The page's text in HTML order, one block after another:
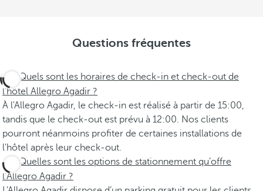
Questions fréquentes
Quels sont les horaires de check-in et check-out de
l'hôtel Allegro Agadir ?
À l'Allegro Agadir, le check-in est réalisé à partir de 15:00,
tandis que le check-out est prévu à 12:00. Nos clients
pourront néanmoins profiter de certaines installations de
l'hôtel après leur check-out.
Quelles sont les options de stationnement qu’offre
l’Allegro Agadir ?